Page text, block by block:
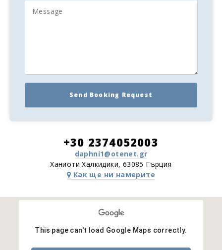
Send Booking Request
+30 2374052003
daphni1@otenet.gr
Ханиоти Халкидики, 63085 Гърция
Как ще ни намерите
This page can't load Google Maps correctly.